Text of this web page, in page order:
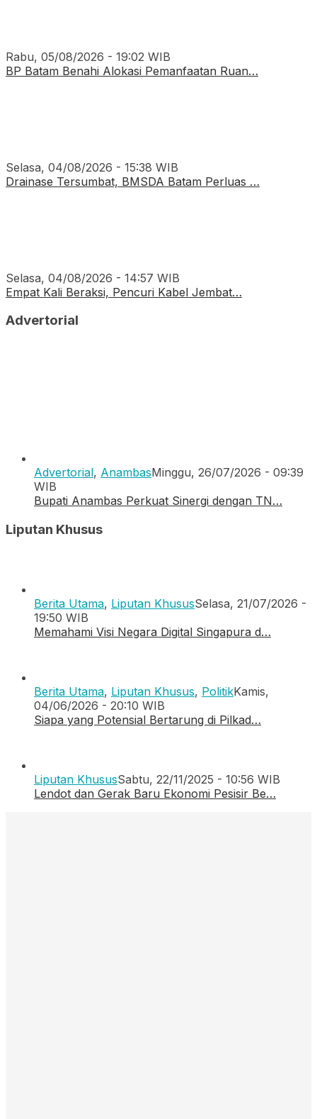
Rabu, 05/08/2026 - 19:02 WIB
BP Batam Benahi Alokasi Pemanfaatan Ruan…
Selasa, 04/08/2026 - 15:38 WIB
Drainase Tersumbat, BMSDA Batam Perluas …
Selasa, 04/08/2026 - 14:57 WIB
Empat Kali Beraksi, Pencuri Kabel Jembat…
Advertorial
Advertorial, AnambasMinggu, 26/07/2026 - 09:39
WIB
Bupati Anambas Perkuat Sinergi dengan TN…
Liputan Khusus
Berita Utama, Liputan KhususSelasa, 21/07/2026 -
19:50 WIB
Memahami Visi Negara Digital Singapura d…
Berita Utama, Liputan Khusus, PolitikKamis,
04/06/2026 - 20:10 WIB
Siapa yang Potensial Bertarung di Pilkad…
Liputan KhususSabtu, 22/11/2025 - 10:56 WIB
Lendot dan Gerak Baru Ekonomi Pesisir Be…